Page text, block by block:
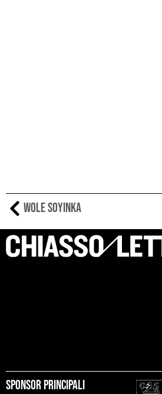
Wole Soyinka
Sponsor principali